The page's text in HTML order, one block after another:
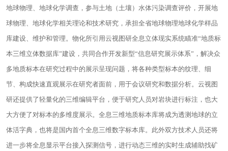
地球物理、地球化学调查，参与土地（土壤）水体污染调查评价，开展地
球物理、地球化学相关理论和技术研究，承担全省地球物理地球化学样品
库建设、维护和管理。 物化所引用云视图研全息立体现实系统瞄准“地质标
本三维立体数据库”建设，共同合作开发新型“信息研究展示体系”，解决众
多地质标本在研究过程中的展示呈现问题，将各种类型标本的纹理、细
节、构成快速直观展示在研究者面前，用于会议研究和数据分析。 云视图
研还提供了轻量化的三维编辑平台，便于研究人员对岩块进行标注，也大
大方便了对标本的多维度展示。 全息三维地质标本库将成为透测地球的立
体活字典，也将是国内首个全息三维数字标本库。此外双方技术人员还将
进一步将全息显示平台接入探测信号，进行动态三维的实时生成辅助找矿